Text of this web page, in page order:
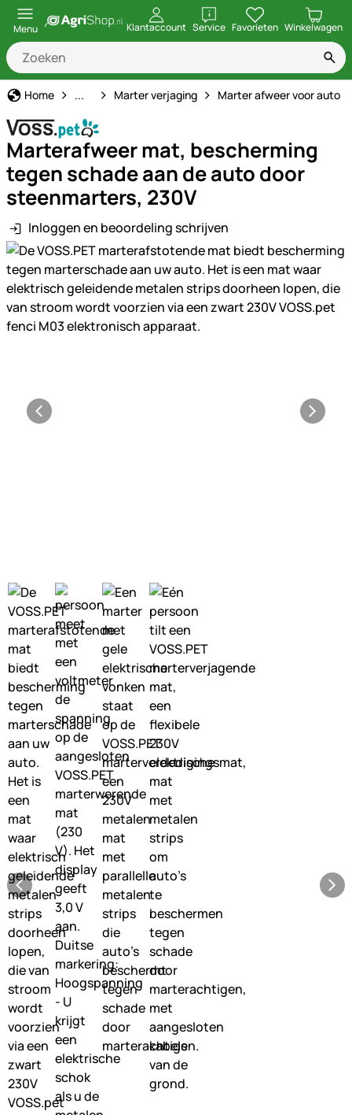
Menu Klantaccount ServiceopenenFavorieten Winkelwagen
Home Marter afweer
... Marter verjaging Marter afweer voor auto
Marterafweer mat, bescherming
tegen schade aan de auto door
steenmarters, 230V
Inloggen en beoordeling schrijven
Productgalerij